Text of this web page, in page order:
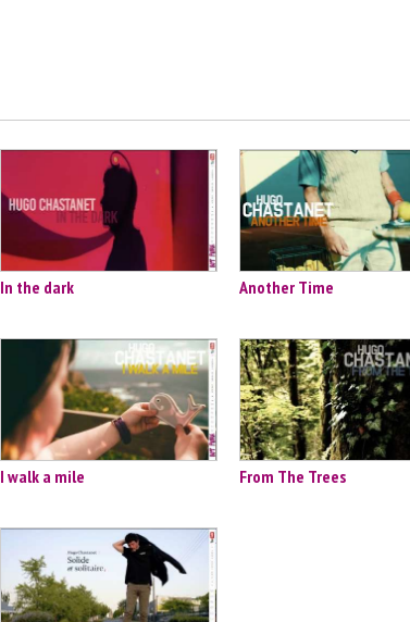
In the dark Another Time
I walk a mile From The Trees